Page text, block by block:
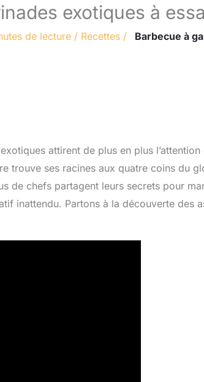
exotiques à
de lecture / Recettes / Barbecue à
attirent de plus en plus
trouve ses racines aux quatre coins du
de chefs partagent leurs secrets pour
inattendu. Partons à la découverte des